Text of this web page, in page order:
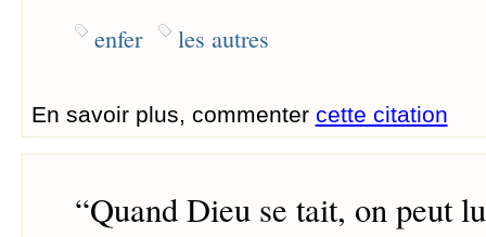
enfer les autres
En savoir plus, commenter cette citation
“Quand Dieu se tait, on peut